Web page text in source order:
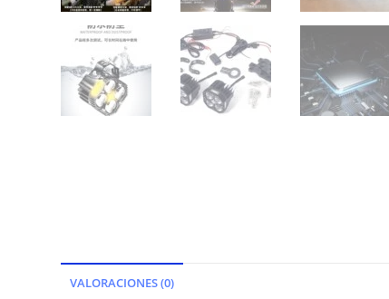
VALORACIONES (0)